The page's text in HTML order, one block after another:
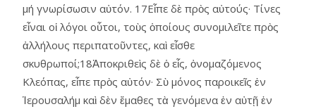
μή γνωρίσωσιν αὐτόν. 17Εἶπε δὲ πρὸς αὐτούς· Τίνες
εἶναι οἱ λόγοι οὗτοι, τοὺς ὁποίους συνομιλεῖτε πρὸς
ἀλλήλους περιπατοῦντες, καὶ εἶσθε
σκυθρωποί;18Ἀποκριθεὶς δὲ ὁ εἷς, ὀνομαζόμενος
Κλεόπας, εἶπε πρὸς αὐτόν· Σὺ μόνος παροικεῖς ἐν
Ἱερουσαλήμ καὶ δὲν ἔμαθες τὰ γενόμενα ἐν αὐτῇ ἐν